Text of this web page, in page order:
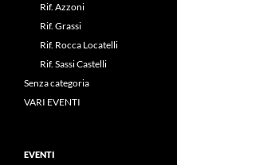
Rif. Azzoni
Rif. Grassi
Rif. Rocca Locatelli
Rif. Sassi Castelli
Senza categoria
VARI EVENTI
EVENTI